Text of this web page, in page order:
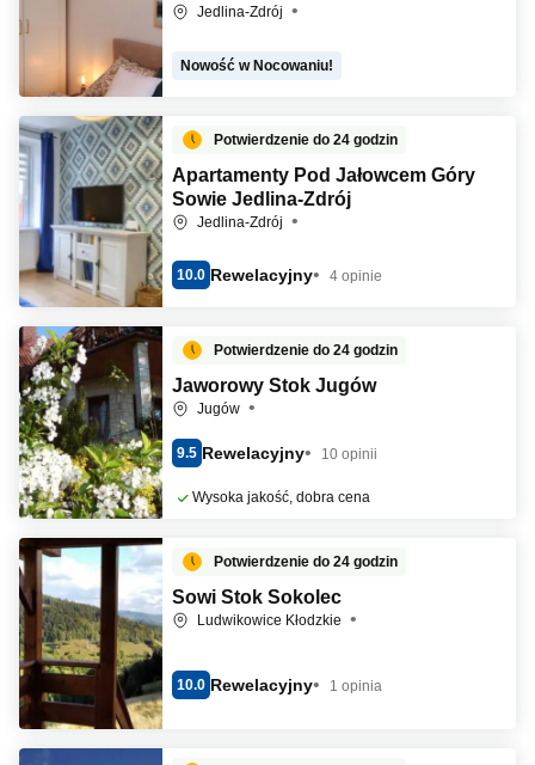
Jedlina-Zdrój
Nowość w Nocowaniu!
Potwierdzenie do 24 godzin
Apartamenty Pod Jałowcem Góry
Sowie Jedlina-Zdrój
Jedlina-Zdrój
10.0 Rewelacyjny 4 opinie
Potwierdzenie do 24 godzin
Jaworowy Stok Jugów
Jugów
9.5 Rewelacyjny 10 opinii
Wysoka jakość, dobra cena
Potwierdzenie do 24 godzin
Sowi Stok Sokolec
Ludwikowice Kłodzkie
10.0 Rewelacyjny 1 opinia